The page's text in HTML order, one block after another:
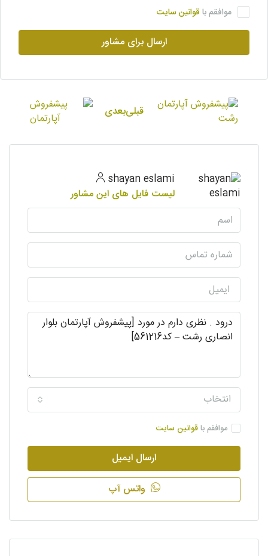
موافقم با قوانین سایت
ارسال برای مشاور
قبلیبعدی
shayan eslami
لیست فایل های این مشاور
انتخاب
موافقم باقوانین سایت
ارسال ایمیل
واتس آپ